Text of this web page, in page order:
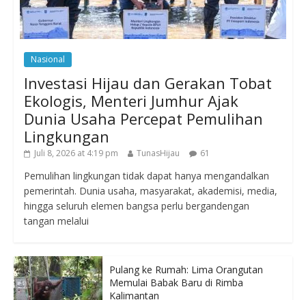
Nasional
Investasi Hijau dan Gerakan Tobat
Ekologis, Menteri Jumhur Ajak
Dunia Usaha Percepat Pemulihan
Lingkungan
Juli 8, 2026 at 4:19 pm TunasHijau 61
Pemulihan lingkungan tidak dapat hanya mengandalkan
pemerintah. Dunia usaha, masyarakat, akademisi, media,
hingga seluruh elemen bangsa perlu bergandengan
tangan melalui
Pulang ke Rumah: Lima Orangutan
Memulai Babak Baru di Rimba
Kalimantan